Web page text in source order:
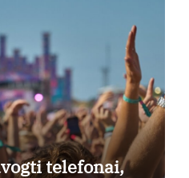
telefonai,